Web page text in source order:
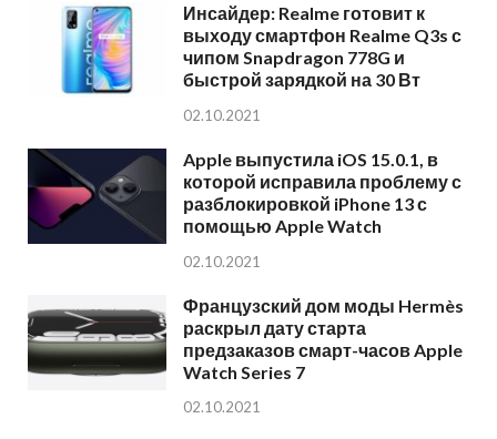
Инсайдер: Realme готовит к
выходу смартфон Realme Q3s с
чипом Snapdragon 778G и
быстрой зарядкой на 30 Вт
02.10.2021
Apple выпустила iOS 15.0.1, в
которой исправила проблему с
разблокировкой iPhone 13 с
помощью Apple Watch
02.10.2021
Французский дом моды Hermès
раскрыл дату старта
предзаказов смарт-часов Apple
Watch Series 7
02.10.2021